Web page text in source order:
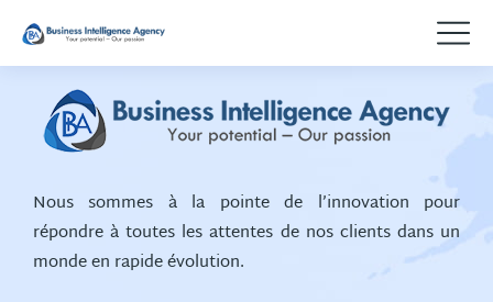
Nous sommes à la pointe de l’innovation pour
répondre à toutes les attentes de nos clients dans un
monde en rapide évolution.